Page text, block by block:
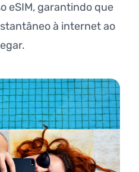
eSIM, garantindo que
à internet ao